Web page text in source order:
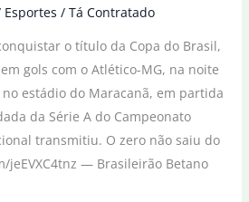
Esportes / Tá Contratado
o título da Copa do Brasil,
gols com o Atlético-MG, na noite
estádio do Maracanã, em partida
da Série A do Campeonato
transmitiu. O zero não saiu do
— Brasileirão Betano